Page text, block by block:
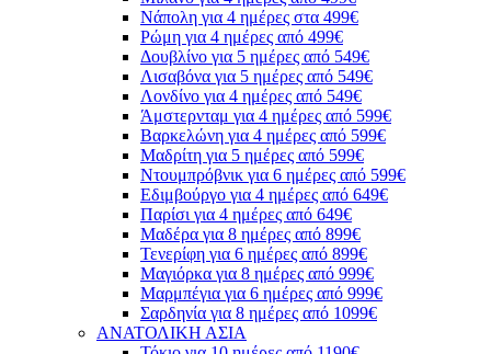
Νάπολη για 4 ημέρες στα 499€
Ρώμη για 4 ημέρες από 499€
Δουβλίνο για 5 ημέρες από 549€
Λισαβόνα για 5 ημέρες από 549€
Λονδίνο για 4 ημέρες από 549€
Άμστερνταμ για 4 ημέρες από 599€
Βαρκελώνη για 4 ημέρες από 599€
Μαδρίτη για 5 ημέρες από 599€
Ντουμπρόβνικ για 6 ημέρες από 599€
Εδιμβούργο για 4 ημέρες από 649€
Παρίσι για 4 ημέρες από 649€
Μαδέρα για 8 ημέρες από 899€
Τενερίφη για 6 ημέρες από 899€
Μαγιόρκα για 8 ημέρες από 999€
Μαρμπέγια για 6 ημέρες από 999€
Σαρδηνία για 8 ημέρες από 1099€
ΑΝΑΤΟΛΙΚΗ ΑΣΙΑ